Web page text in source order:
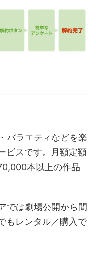
バラエティなどを楽
ビスです。月額定額
本以上の作品
では劇場公開から間
もレンタル／購入で